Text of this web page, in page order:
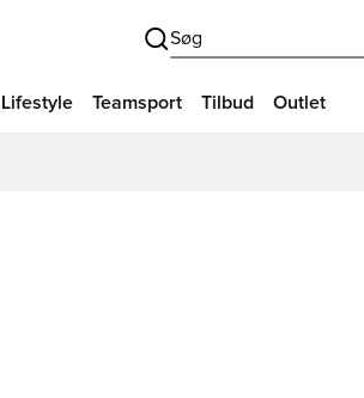
Søg
Lifestyle Teamsport Tilbud Outlet